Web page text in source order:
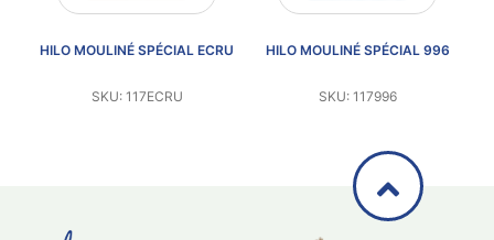
HILO MOULINÉ SPÉCIAL ECRU
SKU: 117ECRU
HILO MOULINÉ SPÉCIAL 996
SKU: 117996